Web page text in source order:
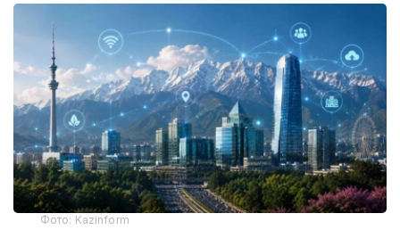
Фото: Kazinform